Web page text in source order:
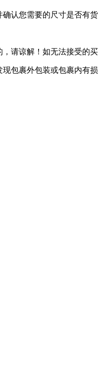
认您需要的尺寸是否有货
请谅解！如无法接受的买
包裹外包装或包裹内有